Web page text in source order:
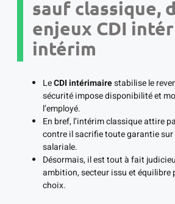
sauf classique,
enjeux CDI
intérim
LeCDI intérimairestabilise le
sécurité impose disponibilité et
l’employé.
En bref, l’intérim classique attire
contre il sacrifie toute garantie
salariale.
Désormais, il est tout à fait
ambition, secteur issu et équilibre
choix.